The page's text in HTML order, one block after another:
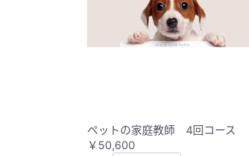
ペットの家庭教師 4回コース
￥50,600